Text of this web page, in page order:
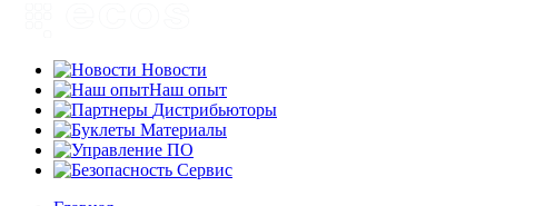
Новости
Наш опыт
Дистрибьюторы
Материалы
ПО
Сервис